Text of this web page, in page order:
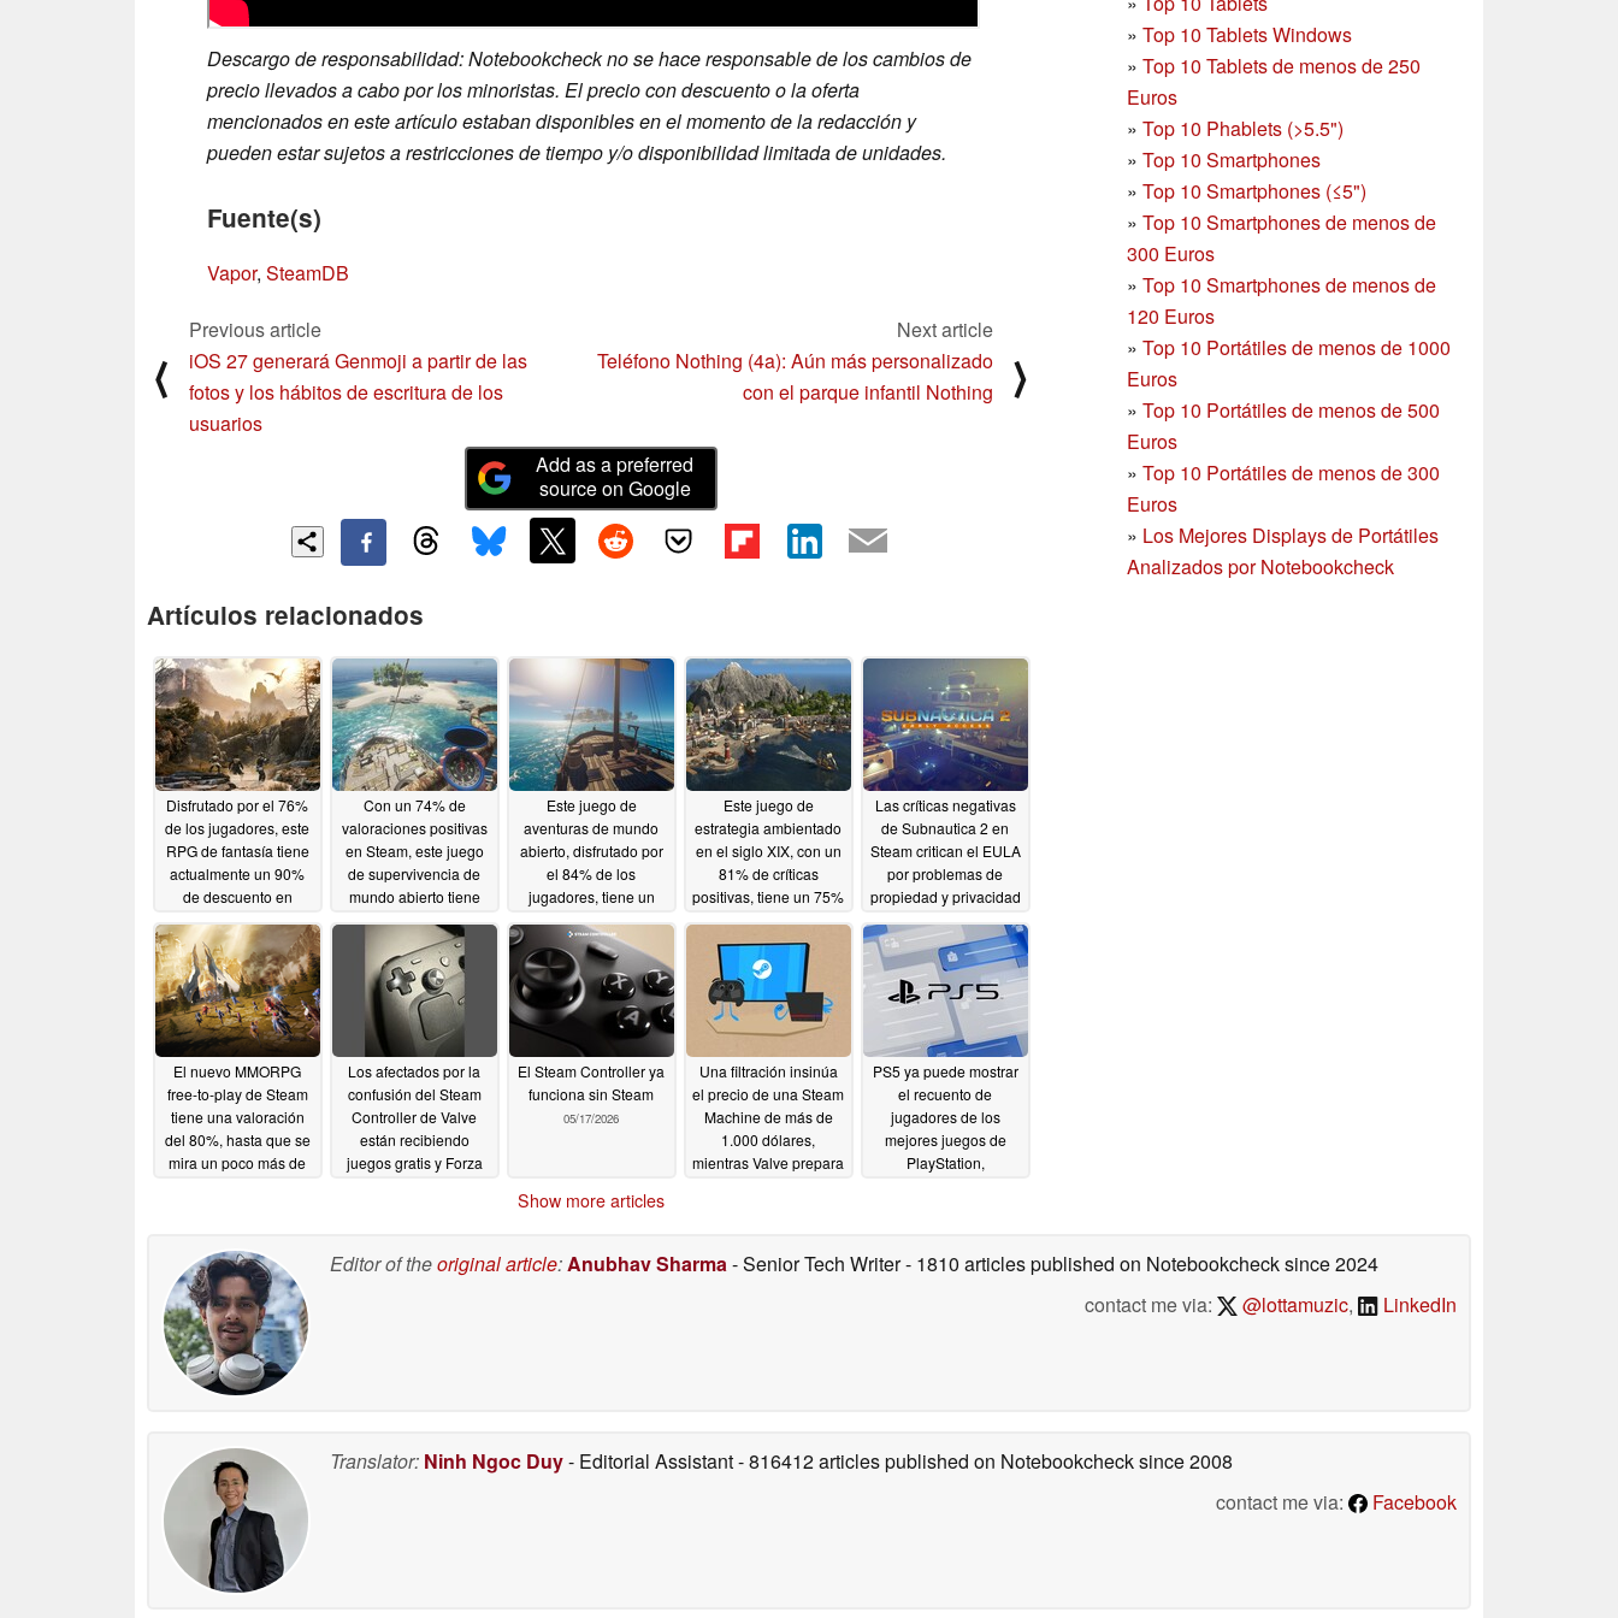
» Top 10 Tablets Windows
» Top 10 Tablets de menos de 250
Euros
» Top 10 Phablets (>5.5")
» Top 10 Smartphones
» Top 10 Smartphones (≤5")
» Top 10 Smartphones de menos de
300 Euros
» Top 10 Smartphonesde menos de
120 Euros
» Top 10 Portátiles de menos de 1000
Euros
» Top 10 Portátiles de menos de 500
Euros
» Top 10 Portátiles de menos de 300
Euros
» Los Mejores Displays de Portátiles
Analizados por Notebookcheck
Descargo de responsabilidad: Notebookcheck no se hace responsable de los cambios de
precio llevados a cabo por los minoristas. El precio con descuento o la oferta
mencionados en este artículo estaban disponibles en el momento de la redacción y
pueden estar sujetos a restricciones de tiempo y/o disponibilidad limitada de unidades.
Fuente(s)
Vapor, SteamDB
⟨
Previous article
iOS 27 generará Genmoji a partir de las
fotos y los hábitos de escritura de los
usuarios
Next article
Teléfono Nothing (4a): Aún más personalizado
con el parque infantil Nothing
⟩
Add as a preferred
source on Google
Artículos relacionados
Disfrutado por el 76%
de los jugadores, este
RPG de fantasía tiene
actualmente un 90%
de descuento en
05/22/2026
Con un 74% de
valoraciones positivas
en Steam, este juego
de supervivencia de
mundo abierto tiene
de descuento05/21/2026
Este juego de
aventuras de mundo
abierto, disfrutado por
el 84% de los
jugadores, tiene un
Steam05/20/2026
Este juego de
estrategia ambientado
en el siglo XIX, con un
81% de críticas
positivas, tiene un 75%
Steam05/19/2026
Las críticas negativas
de Subnautica 2 en
Steam critican el EULA
por problemas de
propiedad y privacidad
05/18/2026
El nuevo MMORPG
free-to-play de Steam
tiene una valoración
del 80%, hasta que se
mira un poco más de
Los afectados por la
confusión del Steam
Controller de Valve
están recibiendo
juegos gratis y Forza
El Steam Controller ya
funciona sin Steam
05/17/2026
Una filtración insinúa
el precio de una Steam
Machine de más de
1.000 dólares,
mientras Valve prepara
PS5 ya puede mostrar
el recuento de
jugadores de los
mejores juegos de
PlayStation,
Show more articles
Editor of theoriginal article:Anubhav Sharma- Senior Tech Writer- 1810 articles published on Notebookchecksince 2024
contact me via:
@lottamuzic, LinkedIn
Translator: Ninh Ngoc Duy- Editorial Assistant- 816412 articles published on Notebookchecksince 2008
contact me via:
Facebook